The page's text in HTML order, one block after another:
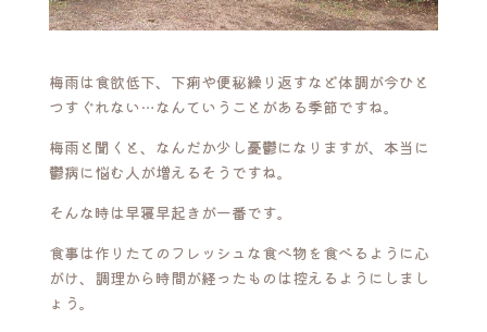
梅雨は食欲低下、下痢や便秘繰り返すなど体調が今ひと
つすぐれない…なんていうことがある季節ですね。
梅雨と聞くと、なんだか少し憂鬱になりますが、本当に
鬱病に悩む人が増えるそうですね。
そんな時は早寝早起きが一番です。
食事は作りたてのフレッシュな食べ物を食べるように心
がけ、調理から時間が経ったものは控えるようにしまし
ょう。